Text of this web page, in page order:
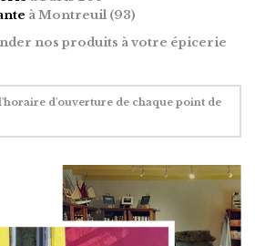
à Montreuil (93)
nos produits à votre épicerie
d'ouverture de chaque point de